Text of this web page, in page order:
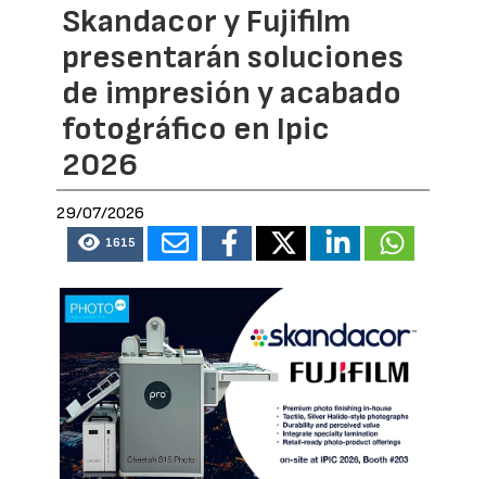
Skandacor y Fujifilm
presentarán soluciones
de impresión y acabado
fotográfico en Ipic
2026
29/07/2026
1615